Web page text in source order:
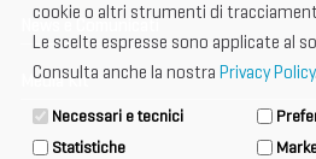
News e Comunicati
Media Kit
cookie o altri strumenti di
Le scelte espresse sono applicate al
Consulta anche la nostra Privacy Policy.
Necessari e tecnici
Statistiche